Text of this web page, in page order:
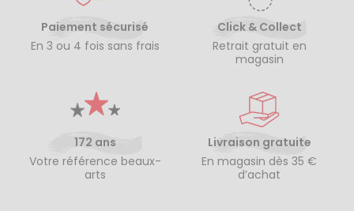
Paiement sécurisé
En 3 ou 4 fois sans frais
Click & Collect
Retrait gratuit en
magasin
172 ans
Votre référence beaux-
arts
Livraison gratuite
En magasin dès 35 €
d’achat